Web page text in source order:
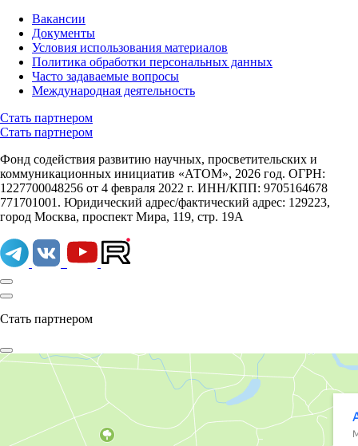
Вакансии
Документы
Условия использования материалов
Политика обработки персональных данных
Часто задаваемые вопросы
Международная деятельность
Стать партнером
Стать партнером
Фонд содействия развитию научных, просветительских и
коммуникационных инициатив «АТОМ», 2026 год. ОГРН:
1227700048256 от 4 февраля 2022 г. ИНН/КПП: 9705164678
771701001. Юридический адрес/фактический адрес: 129223,
город Москва, проспект Мира, 119, стр. 19А
Стать партнером